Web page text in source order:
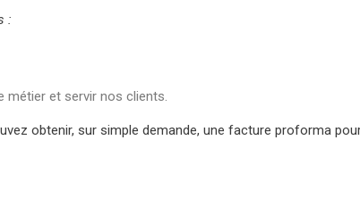
:
métier et servir nos clients.
obtenir, sur simple demande, une facture proforma